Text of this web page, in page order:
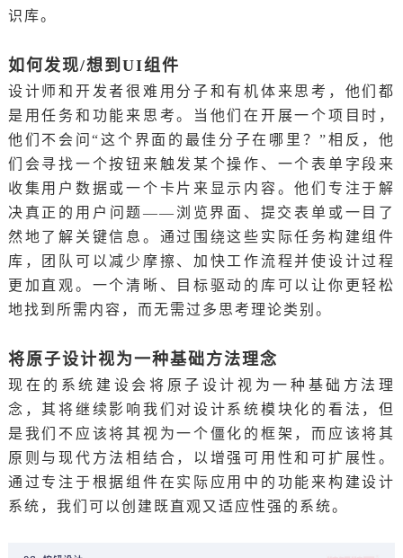
识库。
如何发现/想到UI组件
设计师和开发者很难用分子和有机体来思考，他们都
是用任务和功能来思考。当他们在开展一个项目时，
他们不会问“这个界面的最佳分子在哪里？”相反，他
们会寻找一个按钮来触发某个操作、一个表单字段来
收集用户数据或一个卡片来显示内容。他们专注于解
决真正的用户问题——浏览界面、提交表单或一目了
然地了解关键信息。通过围绕这些实际任务构建组件
库，团队可以减少摩擦、加快工作流程并使设计过程
更加直观。一个清晰、目标驱动的库可以让你更轻松
地找到所需内容，而无需过多思考理论类别。
将原子设计视为一种基础方法理念
现在的系统建设会将原子设计视为一种基础方法理
念，其将继续影响我们对设计系统模块化的看法，但
是我们不应该将其视为一个僵化的框架，而应该将其
原则与现代方法相结合，以增强可用性和可扩展性。
通过专注于根据组件在实际应用中的功能来构建设计
系统，我们可以创建既直观又适应性强的系统。